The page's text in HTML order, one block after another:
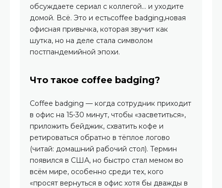
обсуждаете сериал с коллегой… и уходите
домой. Всё. Это и естьcoffee badging,новая
офисная привычка, которая звучит как
шутка, но на деле стала символом
постпандемийной эпохи.
Что такое coffee badging?
Coffee badging — когда сотрудник приходит
в офис на 15-30 минут, чтобы «засветиться»,
приложить бейджик, схватить кофе и
ретироваться обратно в тёплое логово
(читай: домашний рабочий стол). Термин
появился в США, но быстро стал мемом во
всём мире, особенно среди тех, кого
«просят вернуться в офис хотя бы дважды в